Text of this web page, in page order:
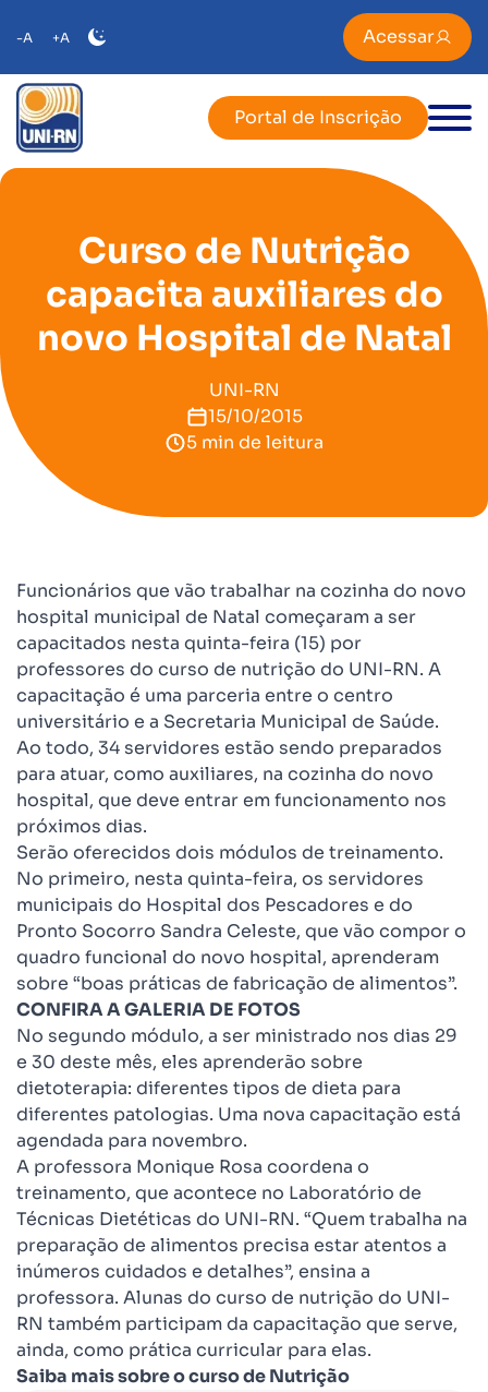
-A +A Acessar
Portal de Inscrição
Curso de Nutrição
capacita auxiliares do
novo Hospital de Natal
UNI-RN
15/10/2015
5 min de leitura
Funcionários que vão trabalhar na cozinha do novo
hospital municipal de Natal começaram a ser
capacitados nesta quinta-feira (15) por
professores do curso de nutrição do UNI-RN. A
capacitação é uma parceria entre o centro
universitário e a Secretaria Municipal de Saúde.
Ao todo, 34 servidores estão sendo preparados
para atuar, como auxiliares, na cozinha do novo
hospital, que deve entrar em funcionamento nos
próximos dias.
Serão oferecidos dois módulos de treinamento.
No primeiro, nesta quinta-feira, os servidores
municipais do Hospital dos Pescadores e do
Pronto Socorro Sandra Celeste, que vão compor o
quadro funcional do novo hospital, aprenderam
sobre “boas práticas de fabricação de alimentos”.
CONFIRA A GALERIA DE FOTOS
No segundo módulo, a ser ministrado nos dias 29
e 30 deste mês, eles aprenderão sobre
dietoterapia: diferentes tipos de dieta para
diferentes patologias. Uma nova capacitação está
agendada para novembro.
A professora Monique Rosa coordena o
treinamento, que acontece no Laboratório de
Técnicas Dietéticas do UNI-RN. “Quem trabalha na
preparação de alimentos precisa estar atentos a
inúmeros cuidados e detalhes”, ensina a
professora. Alunas do curso de nutrição do UNI-
RN também participam da capacitação que serve,
ainda, como prática curricular para elas.
Saiba mais sobre o curso de Nutrição